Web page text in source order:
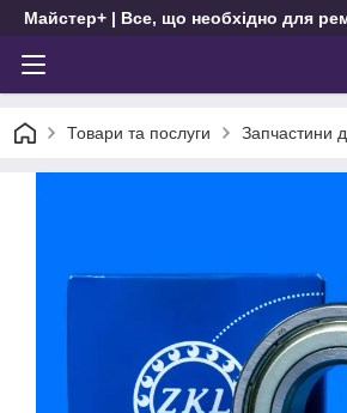
Майстер+ | Все, що необхідно для
Товари та послуги Запчастини